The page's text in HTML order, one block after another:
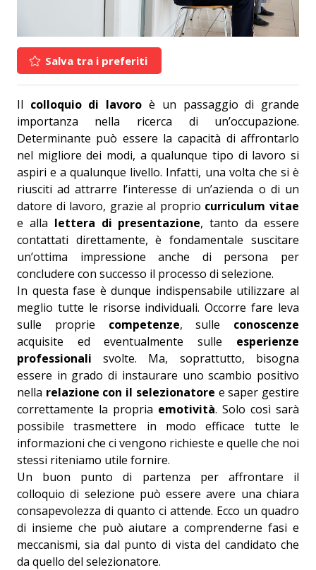
Salva tra i preferiti
Il colloquio di lavoro è un passaggio di grande
importanza nella ricerca di un’occupazione.
Determinante può essere la capacità di affrontarlo
nel migliore dei modi, a qualunque tipo di lavoro si
aspiri e a qualunque livello. Infatti, una volta che si è
riusciti ad attrarre l’interesse di un’azienda o di un
datore di lavoro, grazie al proprio curriculum vitae
e alla lettera di presentazione, tanto da essere
contattati direttamente, è fondamentale suscitare
un’ottima impressione anche di persona per
concludere con successo il processo di selezione.
In questa fase è dunque indispensabile utilizzare al
meglio tutte le risorse individuali. Occorre fare leva
sulle proprie competenze, sulle conoscenze
acquisite ed eventualmente sulle esperienze
professionali svolte. Ma, soprattutto, bisogna
essere in grado di instaurare uno scambio positivo
nella relazione con il selezionatore e saper gestire
correttamente la propria emotività. Solo così sarà
possibile trasmettere in modo efficace tutte le
informazioni che ci vengono richieste e quelle che noi
stessi riteniamo utile fornire.
Un buon punto di partenza per affrontare il
colloquio di selezione può essere avere una chiara
consapevolezza di quanto ci attende. Ecco un quadro
di insieme che può aiutare a comprenderne fasi e
meccanismi, sia dal punto di vista del candidato che
da quello del selezionatore.